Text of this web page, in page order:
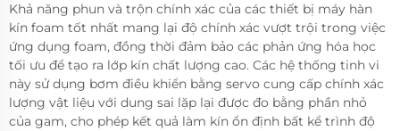
Khả năng phun và trộn chính xác của các thiết bị máy hàn
kín foam tốt nhất mang lại độ chính xác vượt trội trong việc
ứng dụng foam, đồng thời đảm bảo các phản ứng hóa học
tối ưu để tạo ra lớp kín chất lượng cao. Các hệ thống tinh vi
này sử dụng bơm điều khiển bằng servo cung cấp chính xác
lượng vật liệu với dung sai lặp lại được đo bằng phần nhỏ
của gam, cho phép kết quả làm kín ổn định bất kể trình độ